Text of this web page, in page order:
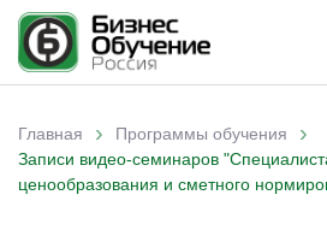
Вы здесь
Главная › Программы обучения ›
Записи видео-семинаров
ценообразования и сметного